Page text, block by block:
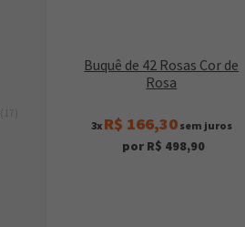
Buquê de 42 Rosas Cor de
Rosa
3x R$ 166,30sem juros
por R$ 498,90